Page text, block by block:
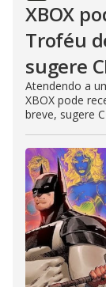
XBOX
Troféu
sugere
Atendendo a
XBOX pode
breve, sugere